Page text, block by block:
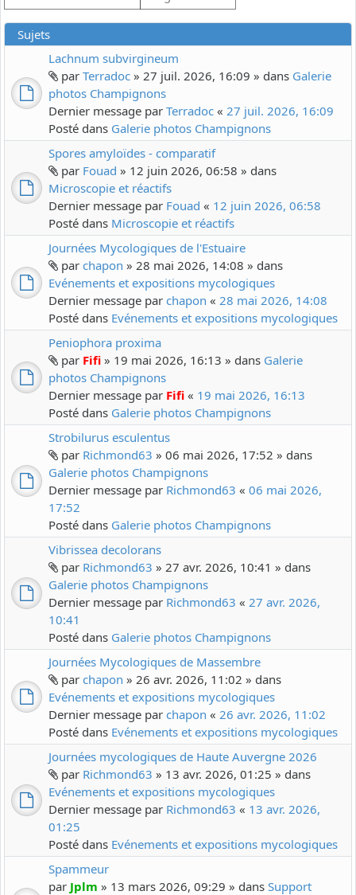
Sujets
Lachnum subvirgineum
par Terradoc » 27 juil. 2026, 16:09 » dans Galerie
photos Champignons
Dernier message par Terradoc « 27 juil. 2026, 16:09
Posté dans Galerie photos Champignons
Spores amyloïdes - comparatif
par Fouad » 12 juin 2026, 06:58 » dans
Microscopie et réactifs
Dernier message par Fouad « 12 juin 2026, 06:58
Posté dans Microscopie et réactifs
Journées Mycologiques de l'Estuaire
par chapon » 28 mai 2026, 14:08 » dans
Evénements et expositions mycologiques
Dernier message par chapon « 28 mai 2026, 14:08
Posté dans Evénements et expositions mycologiques
Peniophora proxima
par Fifi » 19 mai 2026, 16:13 » dans Galerie
photos Champignons
Dernier message par Fifi « 19 mai 2026, 16:13
Posté dans Galerie photos Champignons
Strobilurus esculentus
par Richmond63 » 06 mai 2026, 17:52 » dans
Galerie photos Champignons
Dernier message par Richmond63 « 06 mai 2026,
17:52
Posté dans Galerie photos Champignons
Vibrissea decolorans
par Richmond63 » 27 avr. 2026, 10:41 » dans
Galerie photos Champignons
Dernier message par Richmond63 « 27 avr. 2026,
10:41
Posté dans Galerie photos Champignons
Journées Mycologiques de Massembre
par chapon » 26 avr. 2026, 11:02 » dans
Evénements et expositions mycologiques
Dernier message par chapon « 26 avr. 2026, 11:02
Posté dans Evénements et expositions mycologiques
Journées mycologiques de Haute Auvergne 2026
par Richmond63 » 13 avr. 2026, 01:25 » dans
Evénements et expositions mycologiques
Dernier message par Richmond63 « 13 avr. 2026,
01:25
Posté dans Evénements et expositions mycologiques
Spammeur
par Jplm » 13 mars 2026, 09:29 » dans Support